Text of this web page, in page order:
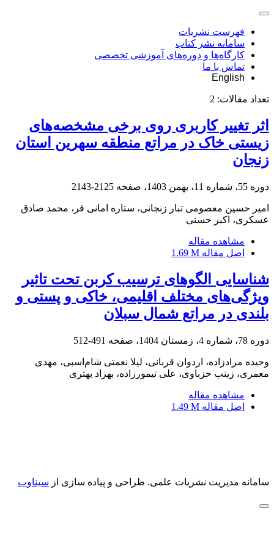
فهرست نشریات
سامانه نشر کتاب
کارگاه‌ها و دوره‌های آموزشی تخصصی
تماس با ما
English
تعداد مقالات: 2
اثر تغییر کاربری روی برخی مشخصه‌های
زیستی خاک در مراتع منطقه سهرین استان
زنجان
دوره 55، شماره 11، بهمن 1403، صفحه 2125-2143
امیر حسین معصومی تبار زنجانی، ستاره امانی فر، محمد صادق
عسکری، اکبر حسنی
مشاهده مقاله
اصل مقاله 1.69 M
شناسایی الگوهای ترسیب کربن تحت تاثیر
ویژگی‌های مختلف اقلیمی، خاکی و پستی و
بلندی در مراتع شمال سبلان
دوره 78، شماره 4، زمستان 1404، صفحه 491-512
وحیده مرادزاده، اردوان قربانی، لیلا نعمتی شام‌اسبی، مهدی
معمری، زینب حزباوی، علی تیمورزاده، بهزاد بهتری
مشاهده مقاله
اصل مقاله 1.49 M
سامانه مدیریت نشریات علمی. طراحی و پیاده سازی از سیناوب